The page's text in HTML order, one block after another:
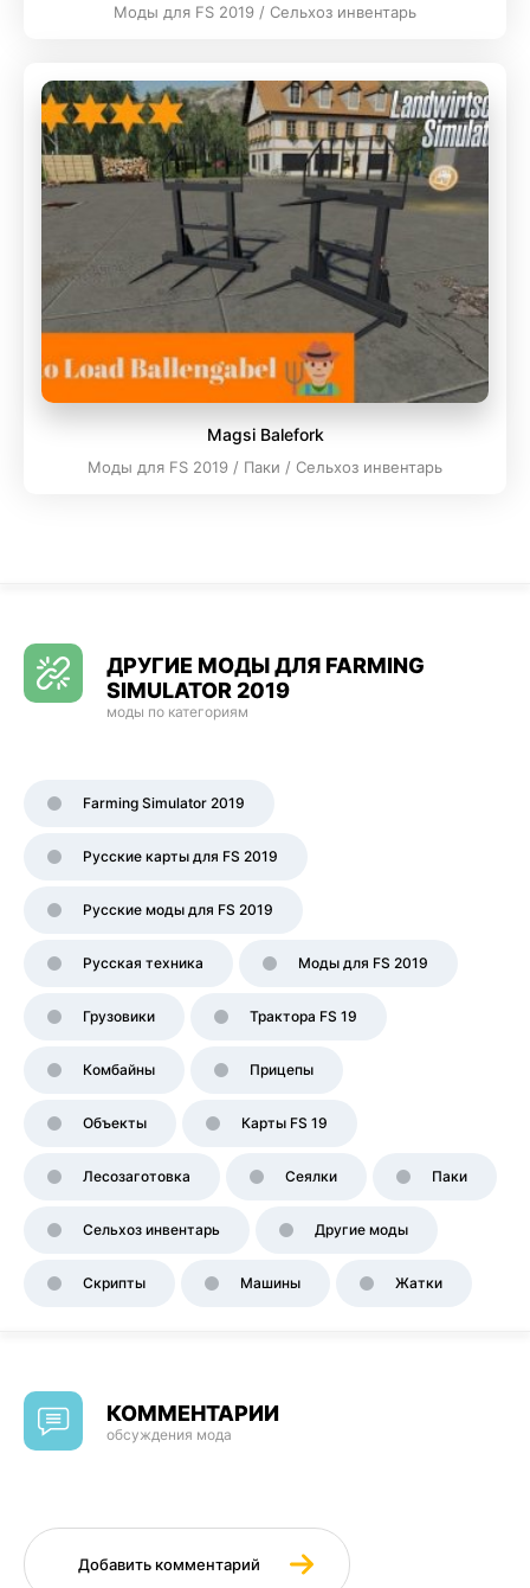
Моды для FS 2019 / Сельхоз инвентарь
Magsi Balefork
Моды для FS 2019 / Паки / Сельхоз инвентарь
ДРУГИЕ МОДЫ ДЛЯ FARMING
SIMULATOR 2019
моды по категориям
Farming Simulator 2019
Русские карты для FS 2019
Русские моды для FS 2019
Русская техника Моды для FS 2019
Грузовики Трактора FS 19
Комбайны Прицепы
Объекты Карты FS 19
Лесозаготовка Сеялки Паки
Сельхоз инвентарь Другие моды
Скрипты Машины Жатки
КОММЕНТАРИИ
обсуждения мода
Добавить комментарий